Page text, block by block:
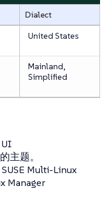
Dialect
United States
Mainland,
Simplified
主题。
Multi-Linux
Manager